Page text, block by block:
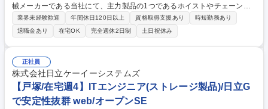
械メーカーである当社にて、主力製品の1つであるホイストやチェーンブ
ロック（工場や倉庫で利用される、思い荷物を持ち上げたり吊るすための
装置)のフィールドエンジニアをお任せします。 【具体的には】顧客先に
設置されている装置のアフターメンテナンス対応(保守メンテナンス対
応、修理・更新計画の提案等)。※今回の業務において建物への建設改変
等の実作業は発生致しません。 【働き方】原則土日祝休みで昼時間帯のフ
レックス勤務になりますが、お客様からの要望でまれに土日出勤や夜間対
応がございます。ただし、その場合でも勤務時間調整等、勤怠管理を徹底
しております。 募集職種 【滋賀】サービスエンジニア(ホイスト)/日立グ
ループ産業機械メーカー
業界未経験歓迎 年間休日120日以上 資格取得支援あり
時短勤務あり
退職金あり
在宅OK 完全週休2日制 土日祝休み
正社員
株式会社日立ケーイーシステムズ
【戸塚/在宅週4】ITエンジニア(ストレージ製品)/日立G
で安定性抜群 web/オープンSE